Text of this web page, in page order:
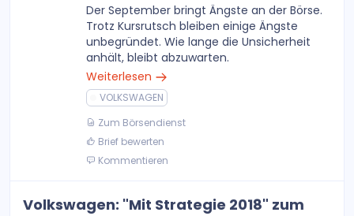
Der September bringt Ängste an der Börse.
Trotz Kursrutsch bleiben einige Ängste
unbegründet. Wie lange die Unsicherheit
anhält, bleibt abzuwarten.
Weiterlesen
VOLKSWAGEN
Zum Börsendienst
Brief bewerten
Kommentieren
Volkswagen: "Mit Strategie 2018" zum